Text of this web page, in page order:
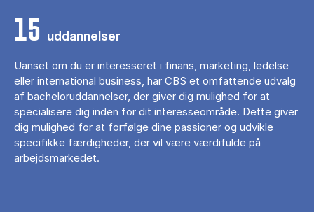
15 uddannelser
Uanset om du er interesseret i finans, marketing, ledelse
eller international business, har CBS et omfattende udvalg
af bacheloruddannelser, der giver dig mulighed for at
specialisere dig inden for dit interesseområde. Dette giver
dig mulighed for at forfølge dine passioner og udvikle
specifikke færdigheder, der vil være værdifulde på
arbejdsmarkedet.